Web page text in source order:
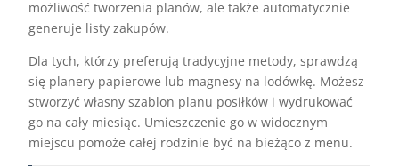
możliwość tworzenia planów, ale także automatycznie
generuje listy zakupów.
Dla tych, którzy preferują tradycyjne metody, sprawdzą
się planery papierowe lub magnesy na lodówkę. Możesz
stworzyć własny szablon planu posiłków i wydrukować
go na cały miesiąc. Umieszczenie go w widocznym
miejscu pomoże całej rodzinie być na bieżąco z menu.